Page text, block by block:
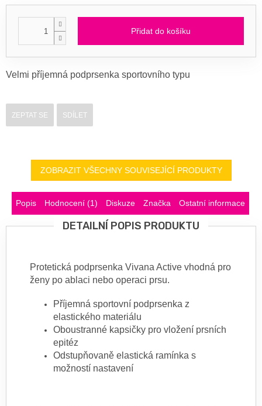
Přidat do košíku
Velmi příjemná podprsenka sportovního typu
ZEPTAT SE SDÍLET
ZOBRAZIT VŠECHNY SOUVISEJÍCÍ PRODUKTY
Popis Hodnocení (1) Diskuze Značka Ostatní informace
DETAILNÍ POPIS PRODUKTU
Protetická podprsenka Vivana Active vhodná pro
ženy po ablaci nebo operaci prsu.
Příjemná sportovní podprsenka z
elastického materiálu
Oboustranné kapsičky pro vložení prsních
epitéz
Odstupňovaně elastická ramínka s
možností nastavení